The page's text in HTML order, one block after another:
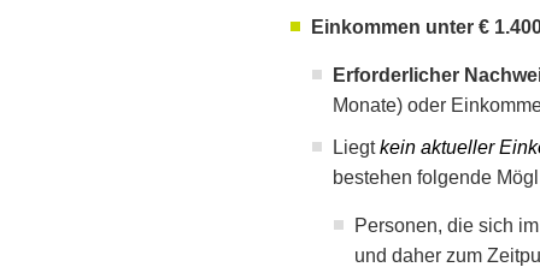
Einkommen unter €
Erforderlicher
Monate) oder
Liegtkein aktueller
bestehen folgende
Personen, die sich
und daher zum